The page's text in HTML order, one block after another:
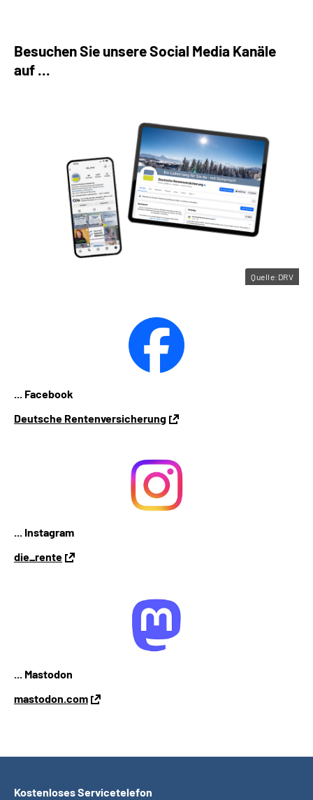
Besuchen Sie unsere Social Media Kanäle
auf ...
... Facebook
Deutsche Rentenversicherung
... Instagram
die_rente
... Mastodon
mastodon.com
Quelle:DRV
Kostenloses Servicetelefon